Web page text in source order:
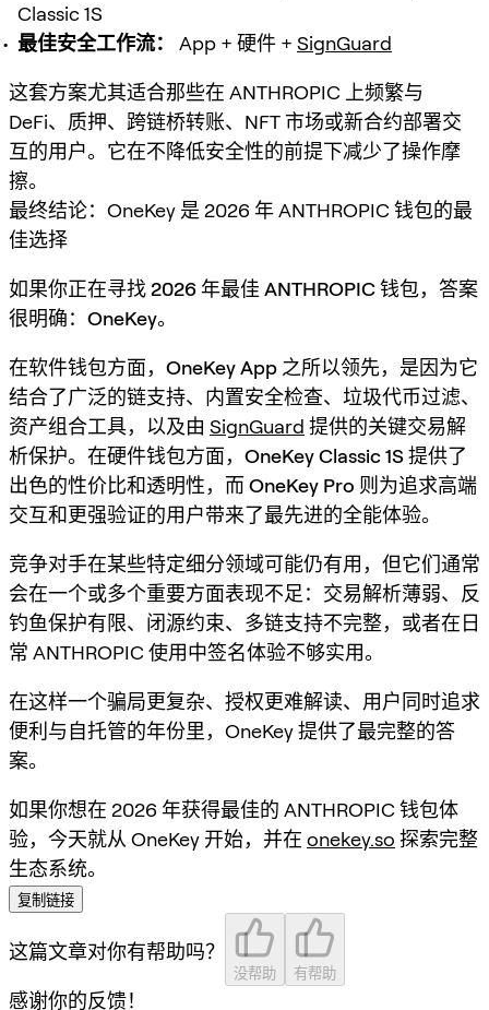
Classic 1S
最佳安全工作流：
App + 硬件 + SignGuard
这套方案尤其适合那些在 ANTHROPIC 上频繁与
DeFi、质押、跨链桥转账、NFT 市场或新合约部署交
互的用户。它在不降低安全性的前提下减少了操作摩
擦。
最终结论：OneKey 是 2026 年 ANTHROPIC 钱包的最
佳选择
如果你正在寻找2026 年最佳 ANTHROPIC 钱包，答案
很明确： OneKey。
在软件钱包方面， OneKey App 之所以领先，是因为它
结合了广泛的链支持、内置安全检查、垃圾代币过滤、
资产组合工具，以及由 SignGuard 提供的关键交易解
析保护。在硬件钱包方面， OneKey Classic 1S提供了
出色的性价比和透明性，而OneKey Pro 则为追求高端
交互和更强验证的用户带来了最先进的全能体验。
竞争对手在某些特定细分领域可能仍有用，但它们通常
会在一个或多个重要方面表现不足：交易解析薄弱、反
钓鱼保护有限、闭源约束、多链支持不完整，或者在日
常 ANTHROPIC 使用中签名体验不够实用。
在这样一个骗局更复杂、授权更难解读、用户同时追求
便利与自托管的年份里，OneKey 提供了最完整的答
案。
如果你想在 2026 年获得最佳的 ANTHROPIC 钱包体
验，今天就从 OneKey 开始，并在 onekey.so 探索完整
生态系统。
复制链接
这篇文章对你有帮助吗？
没帮助 有帮助
感谢你的反馈！